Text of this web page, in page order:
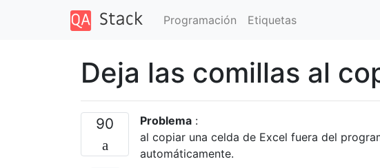
Programación Etiquetas
Deja las comillas al
90 Problema :
al copiar una celda de Excel fuera del
automáticamente.